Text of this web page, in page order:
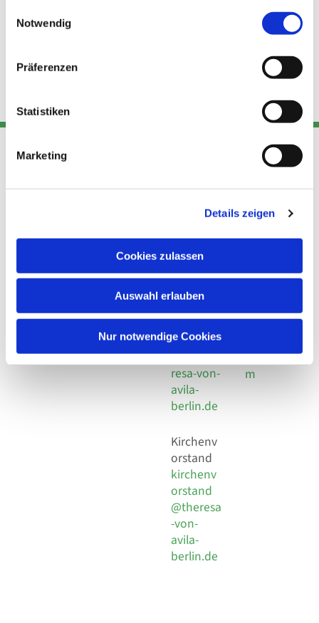
Notwendig
Präferenzen
Statistiken
Marketing
Details zeigen
Cookies zulassen
Auswahl erlauben
Nur notwendige Cookies
Adresse
Kirchengemeinde Pfarrei
Hl. Theresa von Avila Berlin
Leitender Pfarrer - Norbert
Behaimstr. 39
Kont
Telefon
+49 30
924 64 28
Fax +49
30 924 54
18
E-Mail
info@the
resa-von-
avila-
berlin.de
Kirchenv
orstand
kirchenv
orstand
@theresa
-von-
avila-
berlin.de
Links
Datensch
utz
Social
Impressu
m